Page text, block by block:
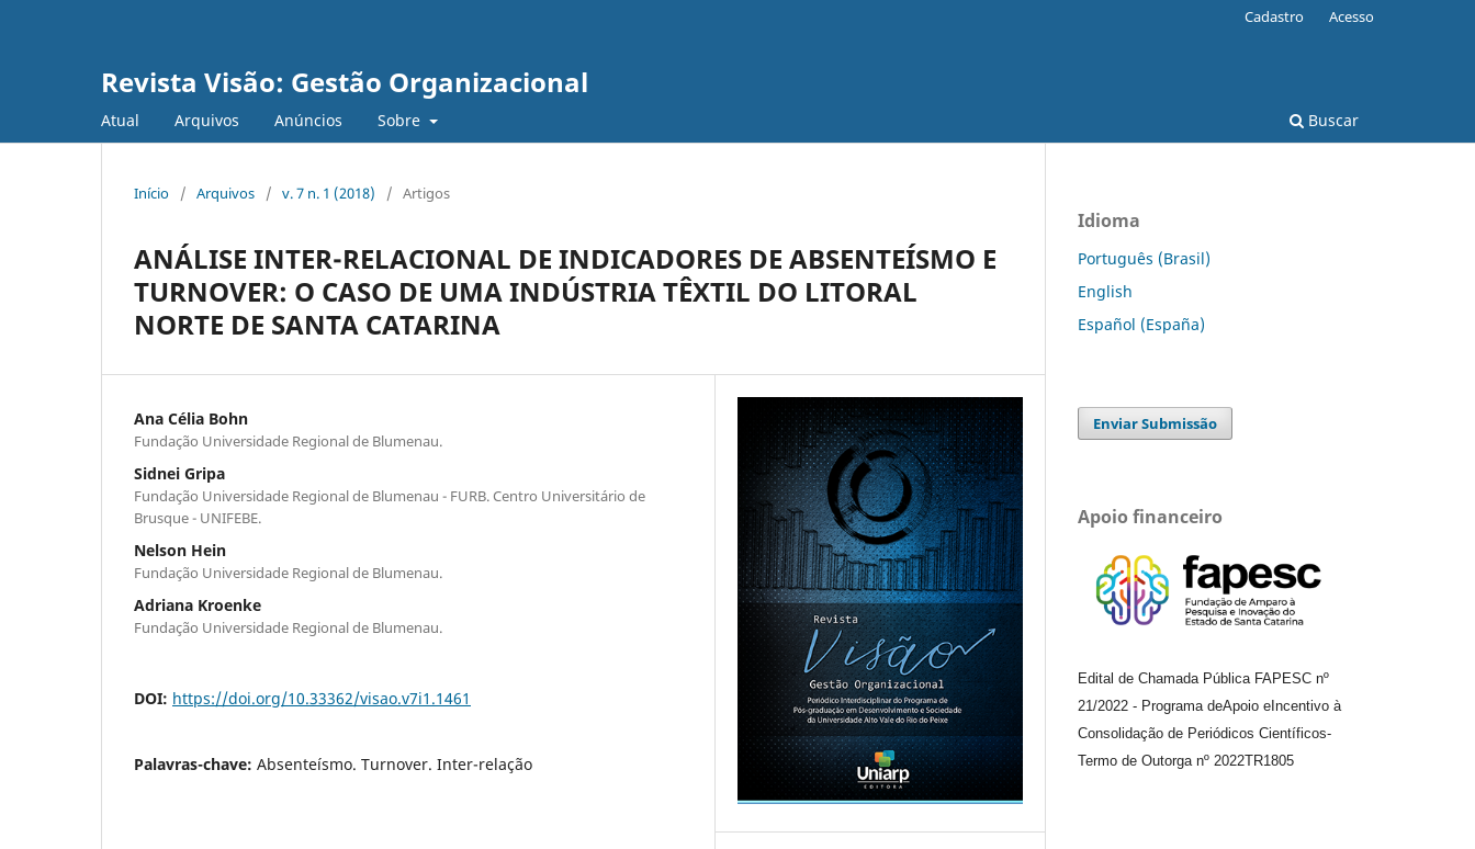
Revista Visão: Gestão Organizacional
Atual Arquivos Anúncios Sobre Buscar
Cadastro Acesso
Início / Arquivos / v. 7 n. 1 (2018) / Artigos
ANÁLISE INTER-RELACIONAL DE INDICADORES DE ABSENTEÍSMO E
TURNOVER: O CASO DE UMA INDÚSTRIA TÊXTIL DO LITORAL
NORTE DE SANTA CATARINA
Ana Célia Bohn
Fundação Universidade Regional de Blumenau.
Sidnei Gripa
Fundação Universidade Regional de Blumenau - FURB. Centro Universitário de
Brusque - UNIFEBE.
Nelson Hein
Fundação Universidade Regional de Blumenau.
Adriana Kroenke
Fundação Universidade Regional de Blumenau.
DOI: https://doi.org/10.33362/visao.v7i1.1461
Palavras-chave: Absenteísmo. Turnover. Inter-relação
Idioma
Português (Brasil)
English
Español (España)
Enviar Submissão
Apoio financeiro
Edital de Chamada Pública FAPESC nº
21/2022 - Programa deApoio e Incentivo à
Consolidação de Periódicos Científicos-
Termo de Outorga nº 2022TR1805